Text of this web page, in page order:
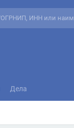
Дела